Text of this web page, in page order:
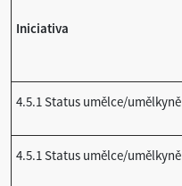
Iniciativa
4.5.1 Status umělce/umělkyně
4.5.1 Status umělce/umělkyně